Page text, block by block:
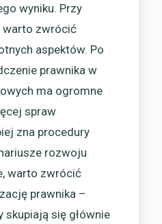
wyniku. Przy
warto zwrócić
aspektów. Po
prawnika w
ma ogromne
spraw
zna procedury
rozwoju
warto zwrócić
prawnika –
skupiają się głównie